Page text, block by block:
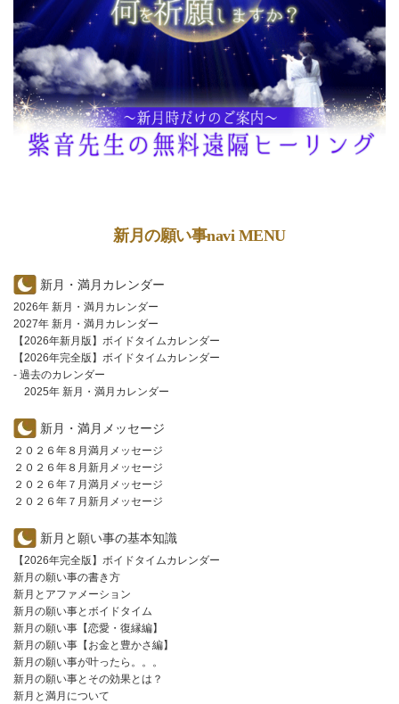
新月の願い事navi MENU
新月・満月カレンダー
2026年 新月・満月カレンダー
2027年 新月・満月カレンダー
【2026年新月版】ボイドタイムカレンダー
【2026年完全版】ボイドタイムカレンダー
- 過去のカレンダー
2025年 新月・満月カレンダー
新月・満月メッセージ
２０２６年８月満月メッセージ
２０２６年８月新月メッセージ
２０２６年７月満月メッセージ
２０２６年７月新月メッセージ
新月と願い事の基本知識
【2026年完全版】ボイドタイムカレンダー
新月の願い事の書き方
新月とアファメーション
新月の願い事とボイドタイム
新月の願い事【恋愛・復縁編】
新月の願い事【お金と豊かさ編】
新月の願い事が叶ったら。。。
新月の願い事とその効果とは？
新月と満月について